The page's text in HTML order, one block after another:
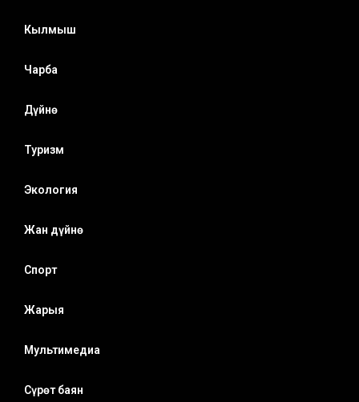
Кылмыш
Чарба
Дүйнө
Туризм
Экология
Жан дүйнө
Спорт
Жарыя
Мультимедиа
Сүрөт баян